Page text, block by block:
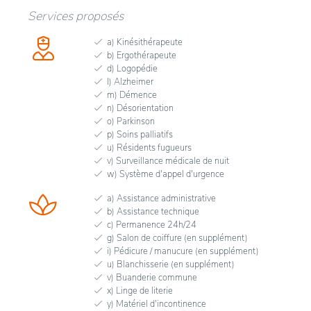
Services proposés
a) Kinésithérapeute
b) Ergothérapeute
d) Logopédie
l) Alzheimer
m) Démence
n) Désorientation
o) Parkinson
p) Soins palliatifs
u) Résidents fugueurs
v) Surveillance médicale de nuit
w) Système d'appel d'urgence
a) Assistance administrative
b) Assistance technique
c) Permanence 24h/24
g) Salon de coiffure (en supplément)
i) Pédicure / manucure (en supplément)
u) Blanchisserie (en supplément)
v) Buanderie commune
x) Linge de literie
y) Matériel d'incontinence